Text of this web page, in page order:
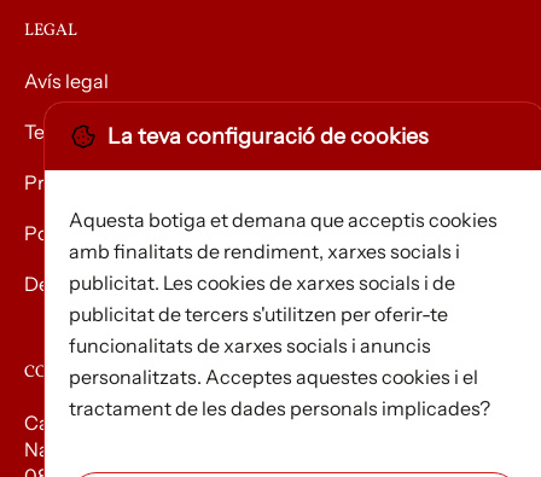
LEGAL
Avís legal
Termes i condicions
Privacitat
Política de Cookies
Devolució de mercaderies
CONTACTE
Carrer d’Edison, 3
Nau A. Polígon industrial Les Torrenteres
La teva configuració de cookies
Aquesta botiga et demana que acceptis cookies
amb finalitats de rendiment, xarxes socials i
publicitat. Les cookies de xarxes socials i de
publicitat de tercers s'utilitzen per oferir-te
funcionalitats de xarxes socials i anuncis
personalitzats. Acceptes aquestes cookies i el
tractament de les dades personals implicades?